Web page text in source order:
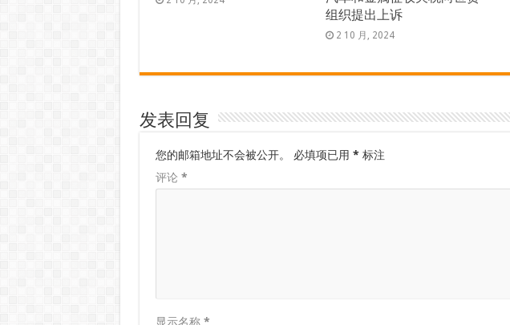
组织提出上诉
2 10 月, 2024
发表回复
您的邮箱地址不会被公开。 必填项已用 * 标注
评论 *
显示名称 *